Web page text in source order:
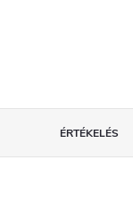
ÉRTÉKELÉS